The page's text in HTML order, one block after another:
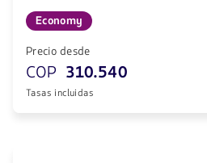
Economy
Precio desde
COP 310.540
Tasas incluidas